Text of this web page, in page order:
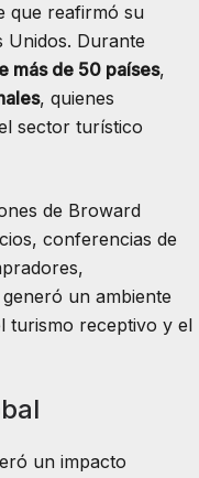
que reafirmó su
Unidos. Durante
más de 50 países,
, quienes
sector turístico
de Broward
conferencias de
un ambiente
turismo receptivo y el
un impacto